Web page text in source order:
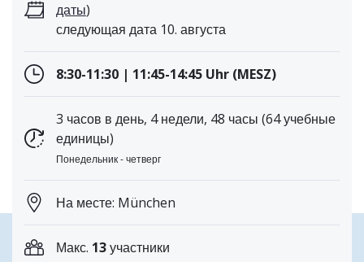
даты)
следующая дата 10. августа
8:30-11:30 | 11:45-14:45 Uhr (MESZ)
3 часов в день, 4 недели, 48 часы (64 учебные
единицы)
Понедельник - четверг
На месте: München
Макс. 13участники